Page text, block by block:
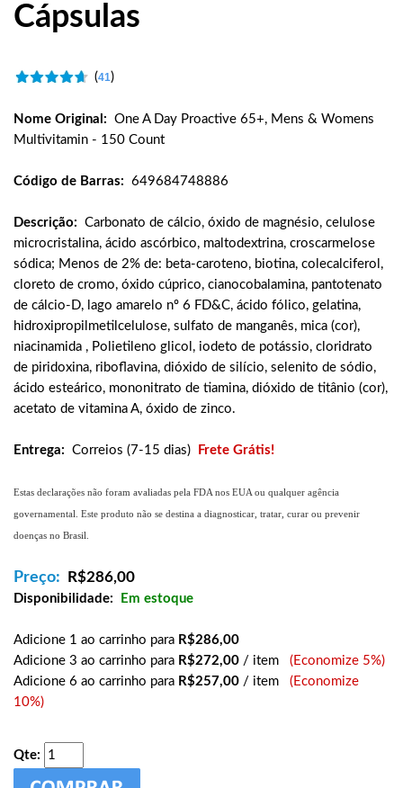
Cápsulas
(41)
Nome Original: One A Day Proactive 65+, Mens & Womens
Multivitamin - 150 Count
Código de Barras: 649684748886
Descrição: Carbonato de cálcio, óxido de magnésio, celulose
microcristalina, ácido ascórbico, maltodextrina, croscarmelose
sódica; Menos de 2% de: beta-caroteno, biotina, colecalciferol,
cloreto de cromo, óxido cúprico, cianocobalamina, pantotenato
de cálcio-D, lago amarelo nº 6 FD&C, ácido fólico, gelatina,
hidroxipropilmetilcelulose, sulfato de manganês, mica (cor),
niacinamida , Polietileno glicol, iodeto de potássio, cloridrato
de piridoxina, riboflavina, dióxido de silício, selenito de sódio,
ácido esteárico, mononitrato de tiamina, dióxido de titânio (cor),
acetato de vitamina A, óxido de zinco.
Entrega: Correios (7-15 dias) Frete Grátis!
Estas declarações não foram avaliadas pela FDA nos EUA ou qualquer agência
governamental. Este produto não se destina a diagnosticar, tratar, curar ou prevenir
doenças no Brasil.
Preço: R$286,00
Disponibilidade: Em estoque
Adicione 1 ao carrinho para R$286,00
Adicione 3 ao carrinho para R$272,00 / item (Economize 5%)
Adicione 6 ao carrinho para R$257,00 / item (Economize
10%)
Qte: